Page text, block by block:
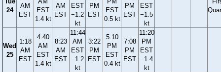
24
AM
EST
EST
1.4 kt
AM
EST
EST
−1.2
kt
PM
EST
EST
0.5 kt
PM
EST
EST
−1.5
kt
Wed
25
1:18
AM
EST
4:40
AM
EST
1.4 kt
8:23
AM
EST
11:44
AM
EST
−1.2
kt
3:22
PM
EST
5:10
PM
EST
0.4 kt
7:08
PM
EST
11:20
PM
EST
−1.4
kt